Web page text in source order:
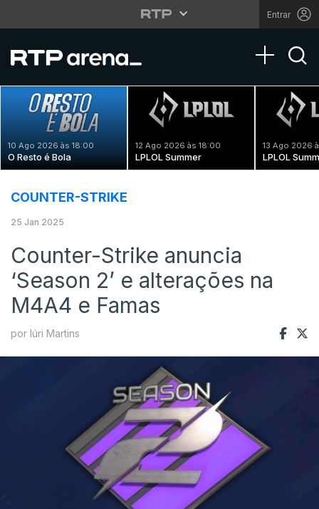
Entrar
Toggle
10 Ago 2026 às 18:00
O Resto é Bola
12 Ago 2026 às 18:00
LPLOL Summer
13 Ago 2026
LPLOL
COUNTER-STRIKE
25 Jan 2025
Counter-Strike anuncia
‘Season 2’ e alterações na
M4A4 e Famas
por Iúri Martins